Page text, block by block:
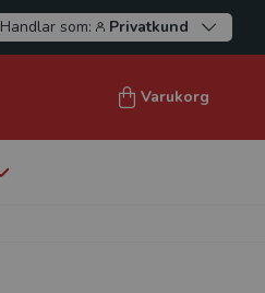
Handlar som: Privatkund
Varukorg